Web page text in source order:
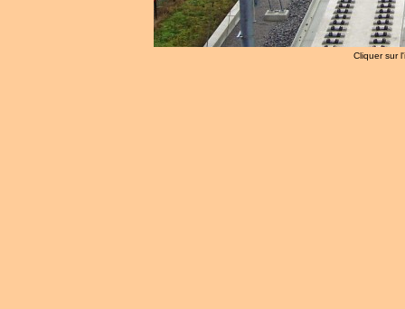
Cliquer sur